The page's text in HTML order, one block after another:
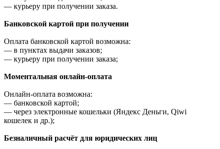
— курьеру при получении заказа.
Банковской картой при получении
Оплата банковской картой возможна:
— в пунктах выдачи заказов;
— курьеру при получении заказа;
Моментальная онлайн-оплата
Онлайн-оплата возможна:
— банковской картой;
— через электронные кошельки (Яндекс Деньги, Qiwi
кошелек и др.);
Безналичный расчёт для юридических лиц